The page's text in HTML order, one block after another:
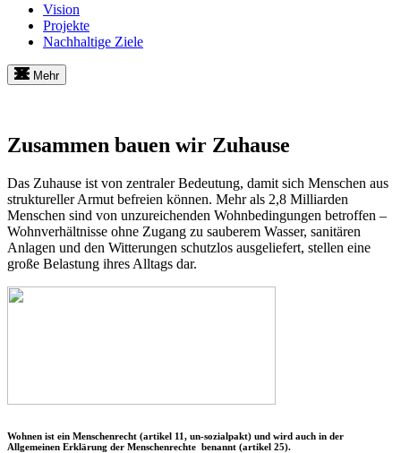
Vision
Projekte
Nachhaltige Ziele
Mehr
Zusammen bauen wir Zuhause
Das Zuhause ist von zentraler Bedeutung, damit sich Menschen aus
struktureller Armut befreien können. Mehr als 2,8 Milliarden
Menschen sind von unzureichenden Wohnbedingungen betroffen –
Wohnverhältnisse ohne Zugang zu sauberem Wasser, sanitären
Anlagen und den Witterungen schutzlos ausgeliefert, stellen eine
große Belastung ihres Alltags dar.
Wohnen ist ein Menschenrecht (artikel 11, un-sozialpakt) und wird auch in der
Allgemeinen Erklärung der Menschenrechte benannt (artikel 25).